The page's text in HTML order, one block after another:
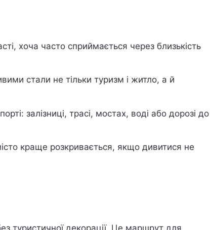
хоча часто сприймається через близькість
стали не тільки туризм і житло, а й
залізниці, трасі, мостах, воді або дорозі до
краще розкривається, якщо дивитися не
туристичної декорації. Це маршрут для